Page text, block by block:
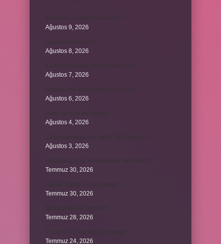
Ağustos 9, 2026
Ağustos 8, 2026
Ağustos 7, 2026
Ağustos 6, 2026
Ağustos 4, 2026
Ağustos 3, 2026
Temmuz 30, 2026
Temmuz 30, 2026
Temmuz 28, 2026
Temmuz 24, 2026